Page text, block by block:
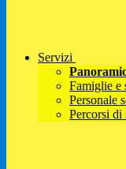
Servizi
Famiglie e
Personale
Percorsi di